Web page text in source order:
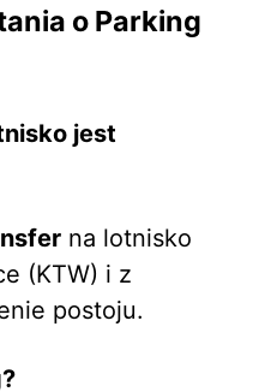
o Parking
jest
na lotnisko
(KTW) i z
postoju.